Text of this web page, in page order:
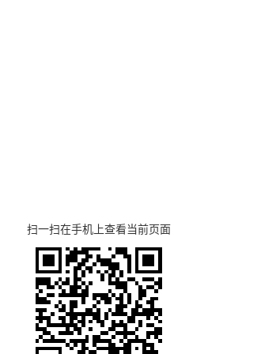
扫一扫在手机上查看当前页面